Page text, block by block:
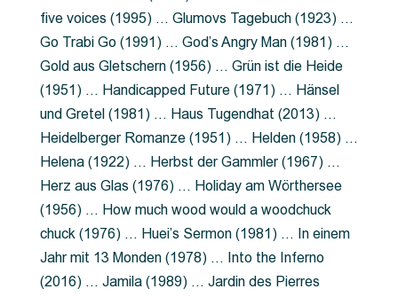
five voices (1995) … Glumovs Tagebuch (1923) …
Go Trabi Go (1991) … God’s Angry Man (1981) …
Gold aus Gletschern (1956) … Grün ist die Heide
(1951) … Handicapped Future (1971) … Hänsel
und Gretel (1981) … Haus Tugendhat (2013) …
Heidelberger Romanze (1951) … Helden (1958) …
Helena (1922) … Herbst der Gammler (1967) …
Herz aus Glas (1976) … Holiday am Wörthersee
(1956) … How much wood would a woodchuck
chuck (1976) … Huei’s Sermon (1981) … In einem
Jahr mit 13 Monden (1978) … Into the Inferno
(2016) … Jamila (1989) … Jardin des Pierres